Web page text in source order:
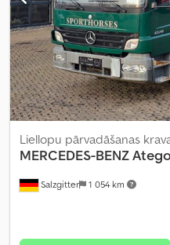
Salzgitter 1 054 km
Liellopu pārvadāšanas
MERCEDES-BENZ